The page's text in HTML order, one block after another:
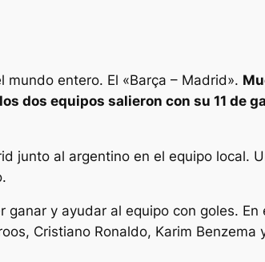
entero. El «Barça – Madrid».
dos equipos salieron con su 11 de
junto al argentino en el equipo local.
y ayudar al equipo con goles.
Cristiano Ronaldo, Karim